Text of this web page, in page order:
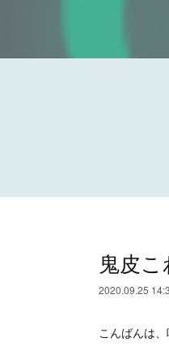
鬼皮
2020.09.25
こんばんは、